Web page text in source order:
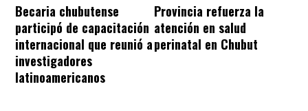
Becaria chubutense
participó de capacitación
internacional que reunió a
investigadores
latinoamericanos
Provincia refuerza la
atención en salud
perinatal en Chubut